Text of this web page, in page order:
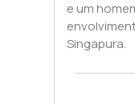
e um
Singapura.